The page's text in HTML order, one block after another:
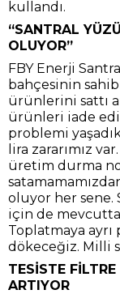
kullandı.
“SANTRAL
OLUYOR”
FBY Enerji
bahçesinin
ürünlerini sattı
ürünleri iade
problemi
lira zararımız
üretim durma
oluyor her sene.
için de
Toplatmaya ayrı
dökeceğiz. Milli
TESİSTE
ARTIYOR